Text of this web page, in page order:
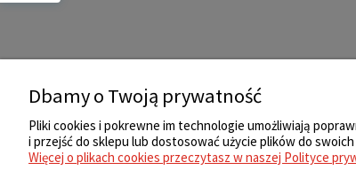
Dbamy o Twoją prywatność
Pliki cookies i pokrewne im technologie umożliwiają
i przejść do sklepu lub dostosować użycie plików do
Więcej o plikach cookies przeczytasz w naszej Polityce